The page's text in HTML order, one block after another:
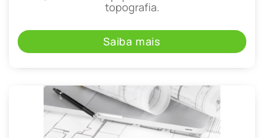
topografia.
Saiba mais